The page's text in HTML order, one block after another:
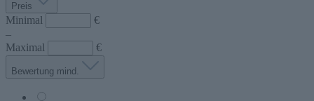
Preis
Minimal
€
–
Maximal
€
Bewertung mind.